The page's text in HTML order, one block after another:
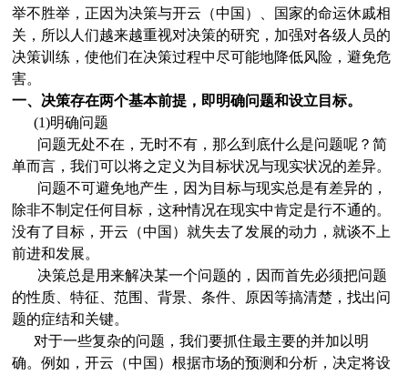
举不胜举，正因为决策与开云（中国）、国家的命运休戚相
关，所以人们越来越重视对决策的研究，加强对各级人员的
决策训练，使他们在决策过程中尽可能地降低风险，避免危
害。
一、决策存在两个基本前提，即明确问题和设立目标。
(1)明确问题
问题无处不在，无时不有，那么到底什么是问题呢？简
单而言，我们可以将之定义为目标状况与现实状况的差异。
问题不可避免地产生，因为目标与现实总是有差异的，
除非不制定任何目标，这种情况在现实中肯定是行不通的。
没有了目标，开云（中国）就失去了发展的动力，就谈不上
前进和发展。
决策总是用来解决某一个问题的，因而首先必须把问题
的性质、特征、范围、背景、条件、原因等搞清楚，找出问
题的症结和关键。
对于一些复杂的问题，我们要抓住最主要的并加以明
确。例如，开云（中国）根据市场的预测和分析，决定将设